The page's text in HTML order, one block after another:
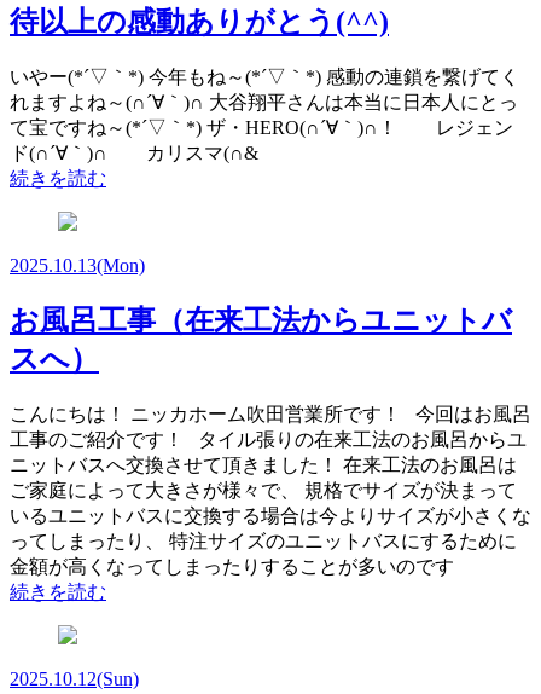
待以上の感動ありがとう(^^)
いやー(*´▽｀*) 今年もね～(*´▽｀*) 感動の連鎖を繋げてく
れますよね～(∩´∀｀)∩ 大谷翔平さんは本当に日本人にとっ
て宝ですね～(*´▽｀*) ザ・HERO(∩´∀｀)∩！ レジェン
ド(∩´∀｀)∩ カリスマ(∩&
続きを読む
2025.10.13(Mon)
お風呂工事（在来工法からユニットバ
スへ）
こんにちは！ ニッカホーム吹田営業所です！ 今回はお風呂
工事のご紹介です！ タイル張りの在来工法のお風呂からユ
ニットバスへ交換させて頂きました！ 在来工法のお風呂は
ご家庭によって大きさが様々で、 規格でサイズが決まって
いるユニットバスに交換する場合は今よりサイズが小さくな
ってしまったり、 特注サイズのユニットバスにするために
金額が高くなってしまったりすることが多いのです
続きを読む
2025.10.12(Sun)